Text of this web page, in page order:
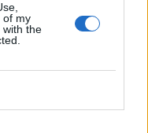
of my
with the
во
и познат
ЌЕ ГО
на